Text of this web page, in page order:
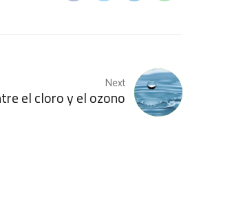
Next
el cloro y el ozono